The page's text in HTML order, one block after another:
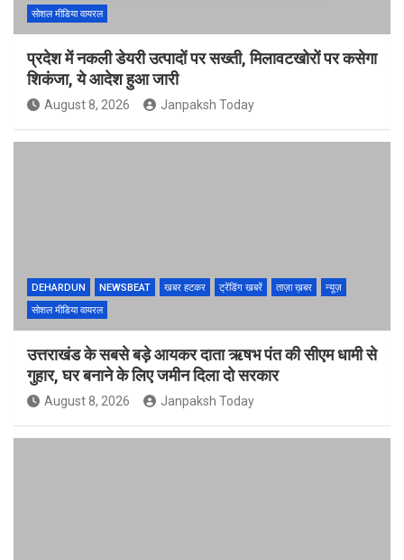
सोशल मीडिया वायरल
प्रदेश में नकली डेयरी उत्पादों पर सख्ती, मिलावटखोरों पर कसेगा
शिकंजा, ये आदेश हुआ जारी
August 8, 2026 Janpaksh Today
DEHARDUN NEWSBEAT खबर हटकर ट्रेंडिंग खबरें ताज़ा ख़बर
न्यूज़
सोशल मीडिया वायरल
उत्तराखंड के सबसे बड़े आयकर दाता ऋषभ पंत की सीएम धामी से
गुहार, घर बनाने के लिए जमीन दिला दो सरकार
August 8, 2026 Janpaksh Today